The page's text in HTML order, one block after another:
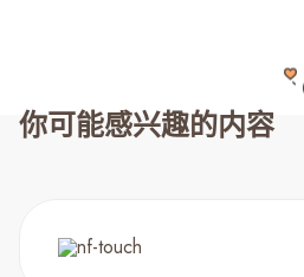
你可能感兴趣的内容